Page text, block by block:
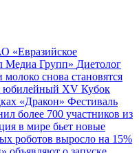
«Евразийское
Медиа Групп» Диетолог
снова становятся
юбилейный XV Кубок
«Дракон» Фестиваль
более 700 участников из
в мире бьет новые
роботов выросло на 15%